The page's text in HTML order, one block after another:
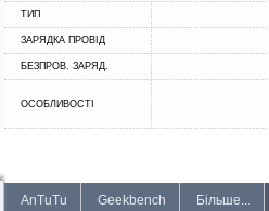
ТИП
ЗАРЯДКА ПРОВІД
БЕЗПРОВ. ЗАРЯД.
ОСОБЛИВОСТІ
AnTuTu Geekbench Більше...